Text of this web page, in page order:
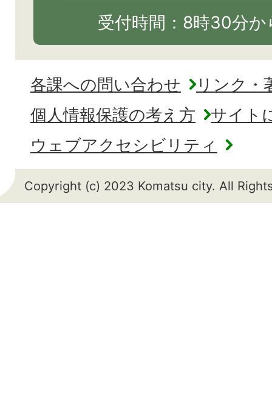
受付時間：8時30分
各課への問い合わせ
リンク・
個人情報保護の考え方
サイト
ウェブアクセシビリティ
Copyright (c) 2023 Komatsu city. All